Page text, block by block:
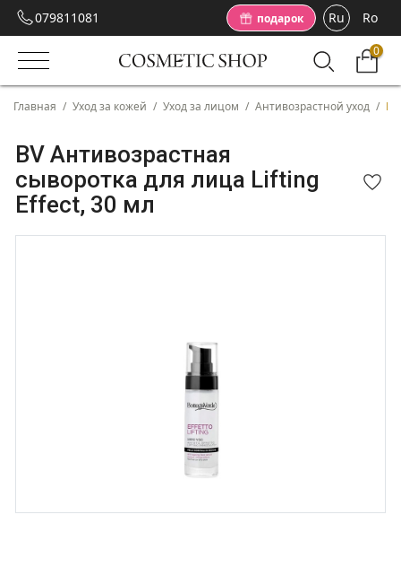
079811081 подарок Ru Ro
0
Главная / Уход за кожей / Уход за лицом / Антивозрастной уход /
BV Антивозрастная
сыворотка для лица Lifting
Effect, 30 мл